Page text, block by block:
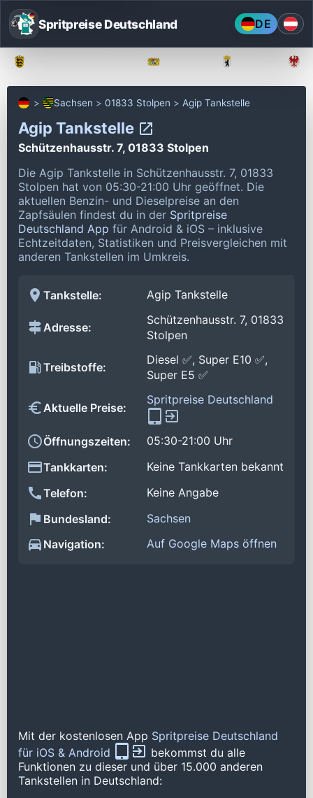
Spritpreise Deutschland DE
Sachsen 01833 Stolpen Agip Tankstelle
Agip Tankstelle
Schützenhausstr. 7, 01833 Stolpen
Die Agip Tankstelle in Schützenhausstr. 7, 01833
Stolpen hat von 05:30-21:00 Uhr geöffnet. Die
aktuellen Benzin- und Dieselpreise an den
Zapfsäulen findest du in der Spritpreise
Deutschland App für Android & iOS – inklusive
Echtzeitdaten, Statistiken und Preisvergleichen mit
anderen Tankstellen im Umkreis.
Tankstelle: Agip Tankstelle
Adresse:
Schützenhausstr. 7, 01833
Stolpen
Treibstoffe:
Diesel ✅, Super E10 ✅,
Super E5 ✅
Aktuelle Preise:
Spritpreise Deutschland
Öffnungszeiten:
05:30-21:00 Uhr
Tankkarten:
Keine Tankkarten bekannt
Telefon:
Keine Angabe
Bundesland:
Sachsen
Navigation:
Auf Google Maps öffnen
Mit der kostenlosen App Spritpreise Deutschland
für iOS & Android
bekommst du alle
Funktionen zu dieser und über 15.000 anderen
Tankstellen in Deutschland: